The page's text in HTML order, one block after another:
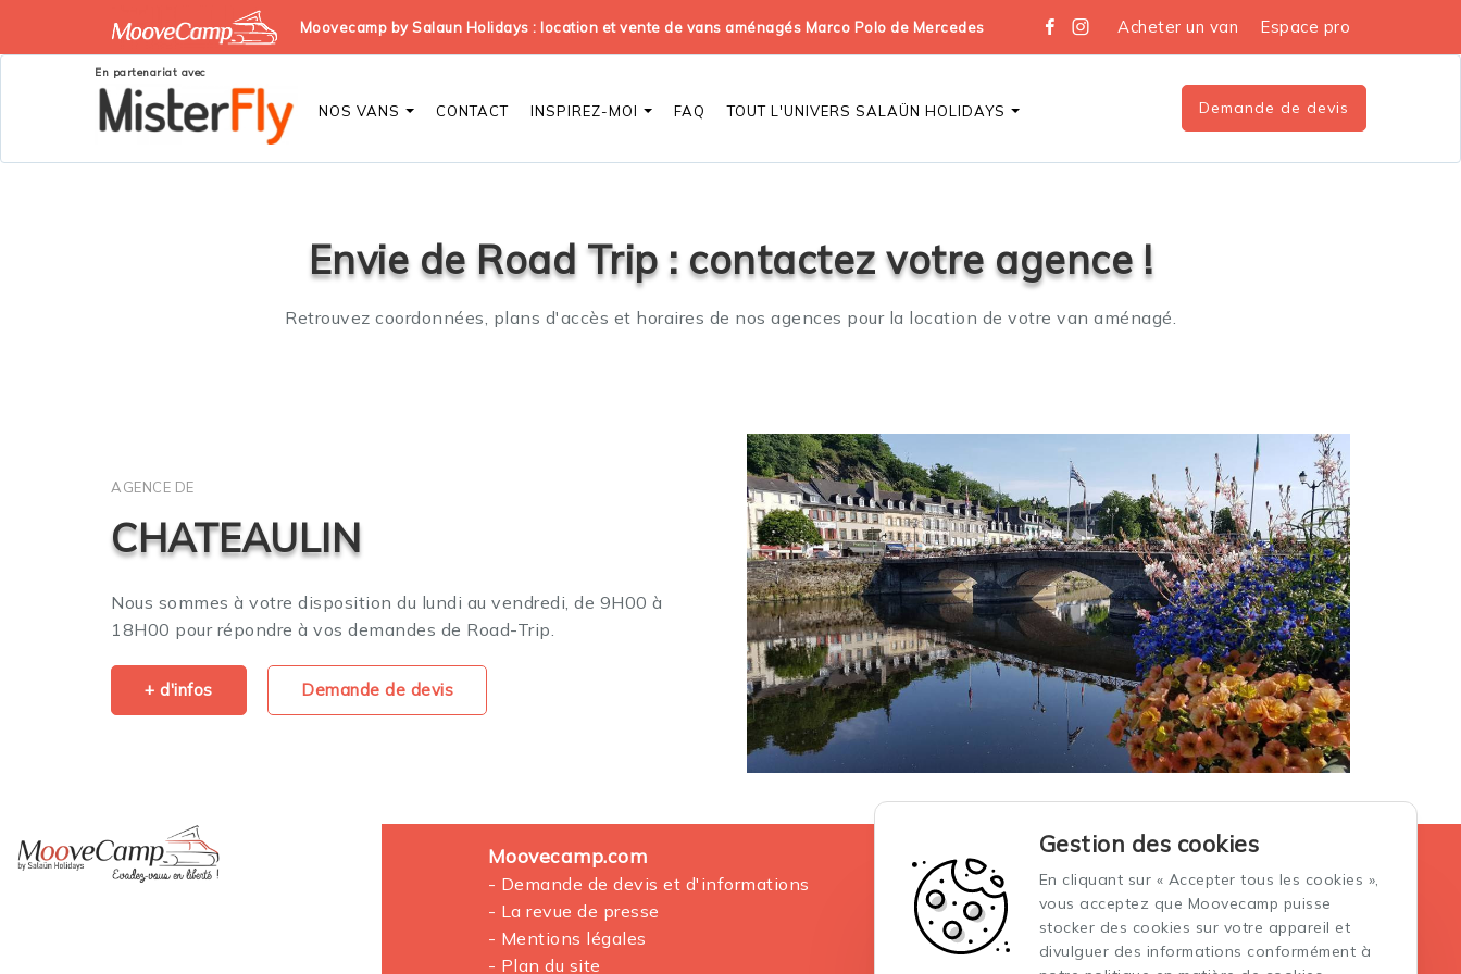
Moovecamp by Salaun Holidays : location et vente de vans aménagés Marco Polo de Mercedes Acheter un van Espace pro
En partenariat avec
NOS VANS CONTACT INSPIREZ-MOI FAQ TOUT L'UNIVERS SALAÜN HOLIDAYS Demande de devis
Envie de Road Trip : contactez votre agence !
Retrouvez coordonnées, plans d'accès et horaires de nos agences pour la location de votre van aménagé.
AGENCE DE
CHATEAULIN
Nous sommes à votre disposition du lundi au vendredi, de 9H00 à
18H00 pour répondre à vos demandes de Road-Trip.
+ d'infos Demande de devis
Gestion des cookies
En cliquant sur « Accepter tous les cookies »,
vous acceptez que Moovecamp puisse
stocker des cookies sur votre appareil et
divulguer des informations conformément à
Moovecamp.com
- Demande de devis et d'informations
- La revue de presse
- Mentions légales
- Plan du site
La location des vans aménagés
Conditions générales de vente et location
Conditions générales d'assurance